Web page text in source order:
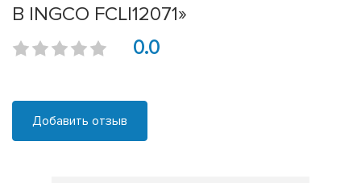
В INGCO FCLI12071»
0.0
Добавить отзыв